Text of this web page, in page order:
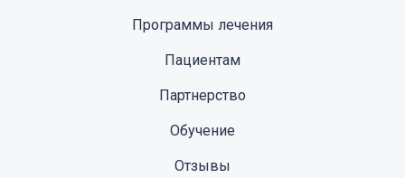
Программы лечения
Пациентам
Партнерство
Обучение
Отзывы